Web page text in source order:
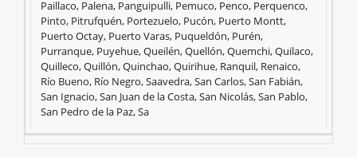
Paillaco, Palena, Panguipulli, Pemuco, Penco, Perquenco,
Pinto, Pitrufquén, Portezuelo, Pucón, Puerto Montt,
Puerto Octay, Puerto Varas, Puqueldón, Purén,
Purranque, Puyehue, Queilén, Quellón, Quemchi, Quilaco,
Quilleco, Quillón, Quinchao, Quirihue, Ranquil, Renaico,
Río Bueno, Río Negro, Saavedra, San Carlos, San Fabián,
San Ignacio, San Juan de la Costa, San Nicolás, San Pablo,
San Pedro de la Paz, Sa